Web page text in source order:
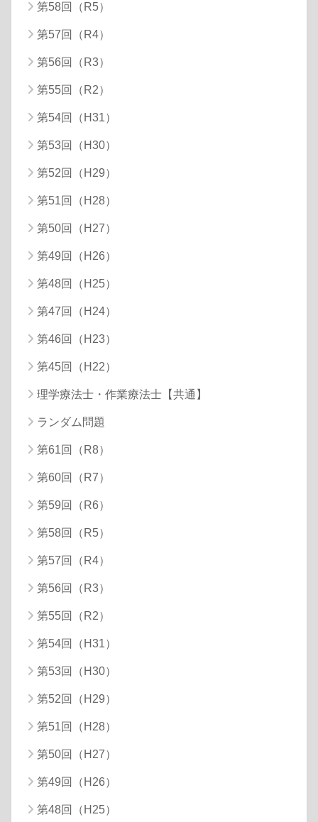
第58回（R5）
第57回（R4）
第56回（R3）
第55回（R2）
第54回（H31）
第53回（H30）
第52回（H29）
第51回（H28）
第50回（H27）
第49回（H26）
第48回（H25）
第47回（H24）
第46回（H23）
第45回（H22）
理学療法士・作業療法士【共通】
ランダム問題
第61回（R8）
第60回（R7）
第59回（R6）
第58回（R5）
第57回（R4）
第56回（R3）
第55回（R2）
第54回（H31）
第53回（H30）
第52回（H29）
第51回（H28）
第50回（H27）
第49回（H26）
第48回（H25）